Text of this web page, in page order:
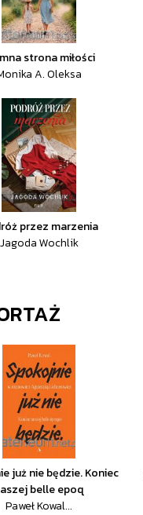
strona miłości
A. Oleksa
przez marzenia
Jagoda Wochlik
już nie będzie. Koniec
belle epoq
Paweł Kowal...